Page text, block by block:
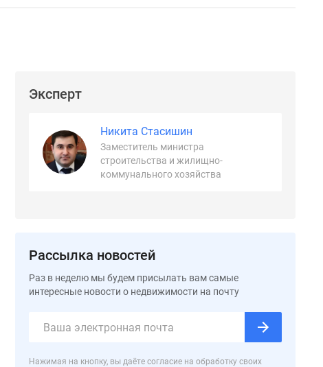
Эксперт
Никита Стасишин
Заместитель министра
строительства и жилищно-
коммунального хозяйства
Рассылка новостей
Раз в неделю мы будем присылать вам самые
интересные новости о недвижимости на почту
Нажимая на кнопку, вы даёте согласие на обработку своих